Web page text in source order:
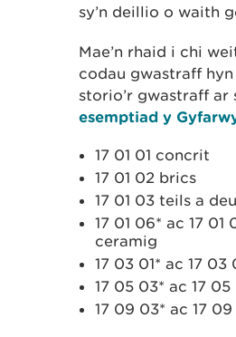
sy’n deillio o waith
Mae’n rhaid i chi
codau gwastraff
storio’r gwastraff ar
esemptiad y
17 01 01 concrit
17 01 02 brics
17 01 03 teils a
17 01 06* ac 17
ceramig
17 03 01* ac 17
17 05 03* ac 17
17 09 03* ac 17